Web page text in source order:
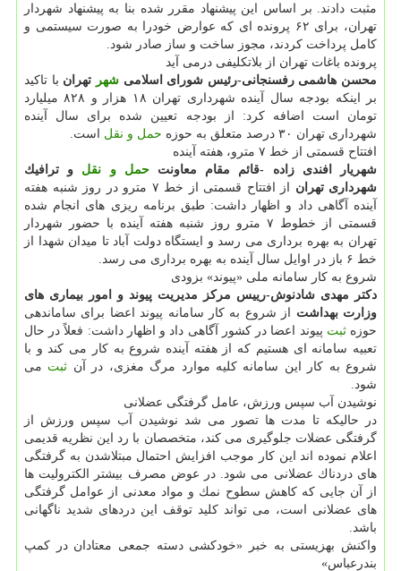
مثبت دادند. ‎بر اساس این پیشنهاد مقرر شده بنا به پیشنهاد شهردار
تهران، برای ۶۲ پرونده ای كه عوارض خودرا به صورت سیستمی و
كامل پرداخت كردند، مجوز ساخت و ساز صادر شود.
پرونده باغات تهران از بلاتكلیفی درمی آید
محسن هاشمی رفسنجانی-رئیس شورای اسلامیشهر تهران با تاكید
بر اینكه بودجه سال آینده شهرداری تهران ۱۸ هزار و ۸۲۸ میلیارد
تومان است اضافه كرد: از بودجه تعیین شده برای سال آینده
شهرداری تهران ۳۰ درصد متعلق به حوزه
حمل و نقل است.
افتتاح قسمتی از خط ۷ مترو، هفته آینده
شهریار افندی زاده -قائم مقام معاونتحمل و نقل و ترافیك
شهرداری تهران
از افتتاح قسمتی از خط ۷ مترو در روز شنبه هفته
آینده آگاهی داد و اظهار داشت: طبق برنامه ریزی های انجام شده
قسمتی از خطوط ۷ مترو روز شنبه هفته آینده با حضور شهردار
تهران به بهره برداری می رسد و ایستگاه دولت آباد تا میدان شهدا از
خط ۶ باز در اوایل سال آینده به بهره برداری می رسد.
شروع به كار سامانه ملی «پیوند» بزودی
دكتر مهدی شادنوش-رییس مركز مدیریت پیوند و امور بیماری های
وزارت بهداشت از شروع به كار سامانه پیوند اعضا برای ساماندهی
حوزهثبت پیوند اعضا در كشور آگاهی داد و اظهار داشت: فعلاً در حال
تعبیه سامانه ای هستیم كه از هفته آینده شروع به كار می كند و با
شروع به كار این سامانه كلیه موارد مرگ مغزی، در آن ثبت می
شود.
نوشیدن آب سپس ورزش، عامل گرفتگی عضلانی
در حالیكه تا مدت ها تصور می شد نوشیدن آب سپس ورزش از
گرفتگی عضلات جلوگیری می كند، متخصصان با رد این نظریه قدیمی
اعلام نموده اند این كار موجب افزایش احتمال مبتلاشدن به گرفتگی
های دردناك عضلانی می شود. در عوض مصرف بیشتر الكترولیت ها
از آن جایی كه كاهش سطوح نمك و مواد معدنی از عوامل گرفتگی
های عضلانی است، می تواند كلید توقف این دردهای شدید ناگهانی
باشد.
واكنش بهزیستی به خبر «خودكشی دسته جمعی معتادان در كمپ
بندرعباس»